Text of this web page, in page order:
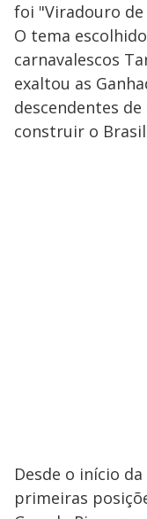
foi "Viradouro de
O tema
carnavalescos
exaltou as
descendentes
construir o
Desde o início
primeiras